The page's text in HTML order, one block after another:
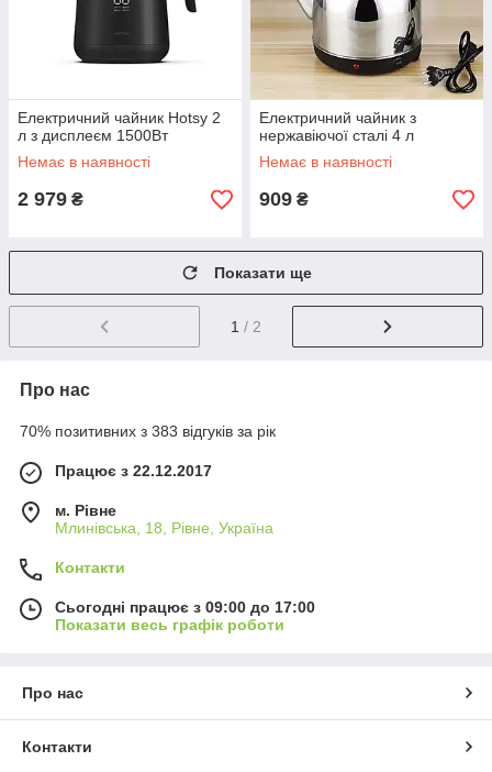
Електричний чайник Hotsy 2
л з дисплеєм 1500Вт
Немає в наявності
2 979 ₴
Електричний чайник з
нержавіючої сталі 4 л
Немає в наявності
909 ₴
Показати ще
1 / 2
Про нас
70% позитивних з 383 відгуків за рік
Працює з 22.12.2017
м. Рівне
Млинівська, 18, Рівне, Україна
Контакти
Сьогодні працює з 09:00 до 17:00
Показати весь графік роботи
Про нас
Контакти